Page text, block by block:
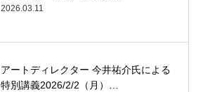
2026.03.11
アートディレクター 今井祐介氏による
特別講義2026/2/2（月）…